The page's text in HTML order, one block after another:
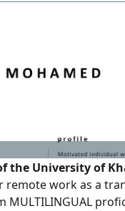
the University of
remote work as a
MULTILINGUAL